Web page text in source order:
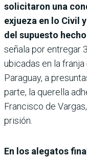
solicitaron una
exjueza en lo Civil
del supuesto
señala por entregar
ubicadas en la
Paraguay, a
parte, la querella
Francisco de
prisión.
En los alegatos